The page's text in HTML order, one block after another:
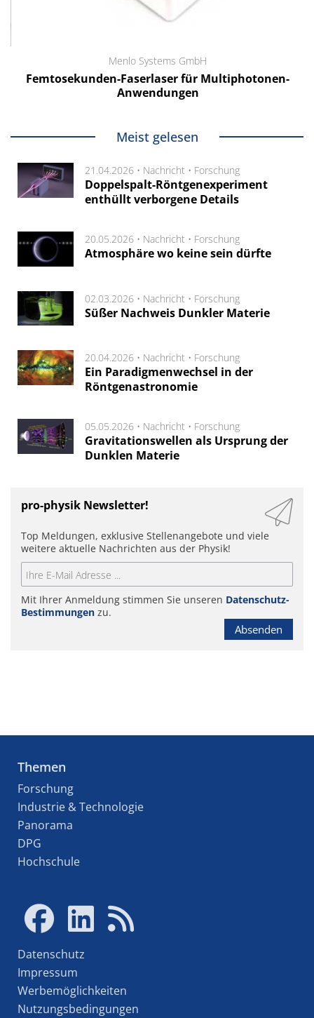
Menlo Systems GmbH
Femtosekunden-Faserlaser für Multiphotonen-
Anwendungen
Meist gelesen
21.04.2026 • Nachricht • Forschung
Doppelspalt-Röntgenexperiment
enthüllt verborgene Details
20.05.2026 • Nachricht • Forschung
Atmosphäre wo keine sein dürfte
02.03.2026 • Nachricht • Forschung
Süßer Nachweis Dunkler Materie
20.04.2026 • Nachricht • Forschung
Ein Paradigmenwechsel in der
Röntgenastronomie
05.05.2026 • Nachricht • Forschung
Gravitationswellen als Ursprung der
Dunklen Materie
pro-physik Newsletter!
Top Meldungen, exklusive Stellenangebote und viele
weitere aktuelle Nachrichten aus der Physik!
Mit Ihrer Anmeldung stimmen Sie unseren Datenschutz-
Bestimmungen zu.
Absenden
Themen
Forschung
Industrie & Technologie
Panorama
DPG
Hochschule
Datenschutz
Impressum
Werbemöglichkeiten
Nutzungsbedingungen